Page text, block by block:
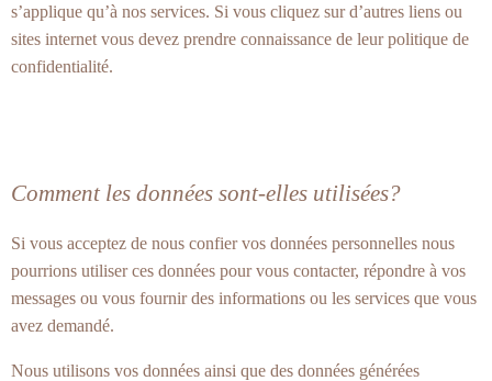
s’applique qu’à nos services. Si vous cliquez sur d’autres liens ou
sites internet vous devez prendre connaissance de leur politique de
confidentialité.
Comment les données sont-elles utilisées?
Si vous acceptez de nous confier vos données personnelles nous
pourrions utiliser ces données pour vous contacter, répondre à vos
messages ou vous fournir des informations ou les services que vous
avez demandé.
Nous utilisons vos données ainsi que des données générées